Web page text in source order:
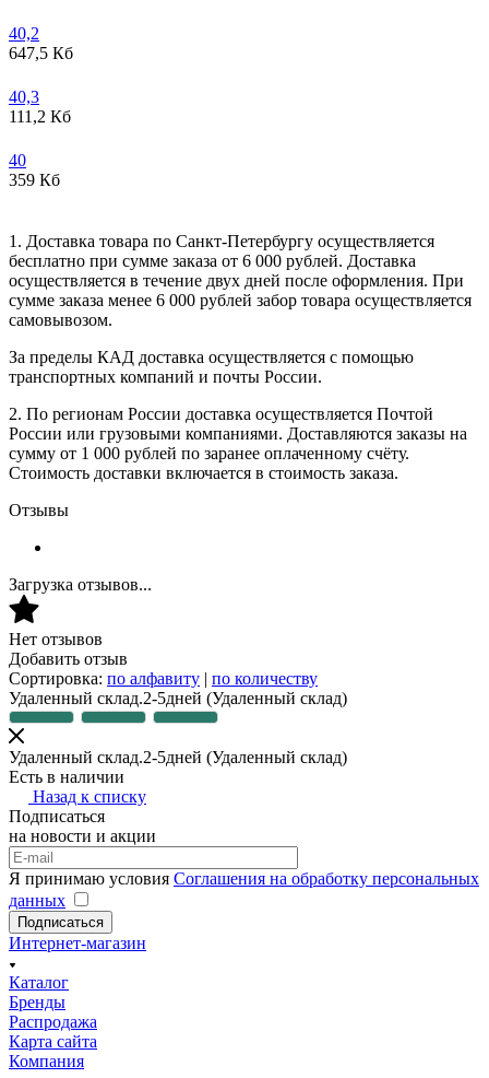
40,2
647,5 Кб
40,3
111,2 Кб
40
359 Кб
1. Доставка товара по Санкт-Петербургу осуществляется
бесплатно при сумме заказа от 6 000 рублей. Доставка
осуществляется в течение двух дней после оформления. При
сумме заказа менее 6 000 рублей забор товара осуществляется
самовывозом.
За пределы КАД доставка осуществляется с помощью
транспортных компаний и почты России.
2. По регионам России доставка осуществляется Почтой
России или грузовыми компаниями. Доставляются заказы на
сумму от 1 000 рублей по заранее оплаченному счёту.
Стоимость доставки включается в стоимость заказа.
Отзывы
Загрузка отзывов...
Нет отзывов
Добавить отзыв
Сортировка: по алфавиту | по количеству
Удаленный склад.2-5дней (Удаленный склад)
Удаленный склад.2-5дней (Удаленный склад)
Есть в наличии
Назад к списку
Подписаться
на новости и акции
Я принимаю условия Соглашения на обработку персональных
данных
Подписаться
Интернет-магазин
Каталог
Бренды
Распродажа
Карта сайта
Компания